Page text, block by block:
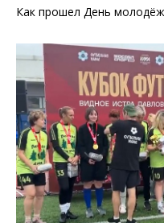
Как прошел День